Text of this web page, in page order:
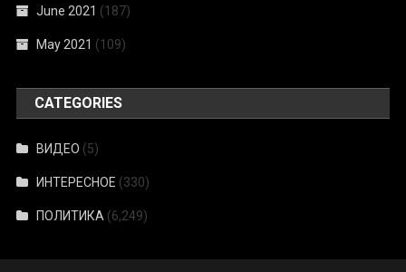
June 2021 (187)
May 2021 (109)
CATEGORIES
ВИДЕО (5)
ИНТЕРЕСНОЕ (330)
ПОЛИТИКА (6,249)